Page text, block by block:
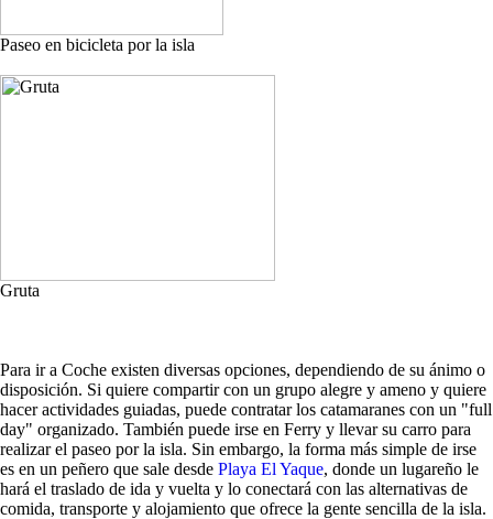
Paseo en bicicleta por la isla
Gruta
Para ir a Coche existen diversas opciones, dependiendo de su ánimo o
disposición. Si quiere compartir con un grupo alegre y ameno y quiere
hacer actividades guiadas, puede contratar los catamaranes con un "full
day" organizado. También puede irse en Ferry y llevar su carro para
realizar el paseo por la isla. Sin embargo, la forma más simple de irse
es en un peñero que sale desde Playa El Yaque, donde un lugareño le
hará el traslado de ida y vuelta y lo conectará con las alternativas de
comida, transporte y alojamiento que ofrece la gente sencilla de la isla.